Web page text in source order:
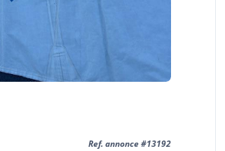
Ref. annonce #13192